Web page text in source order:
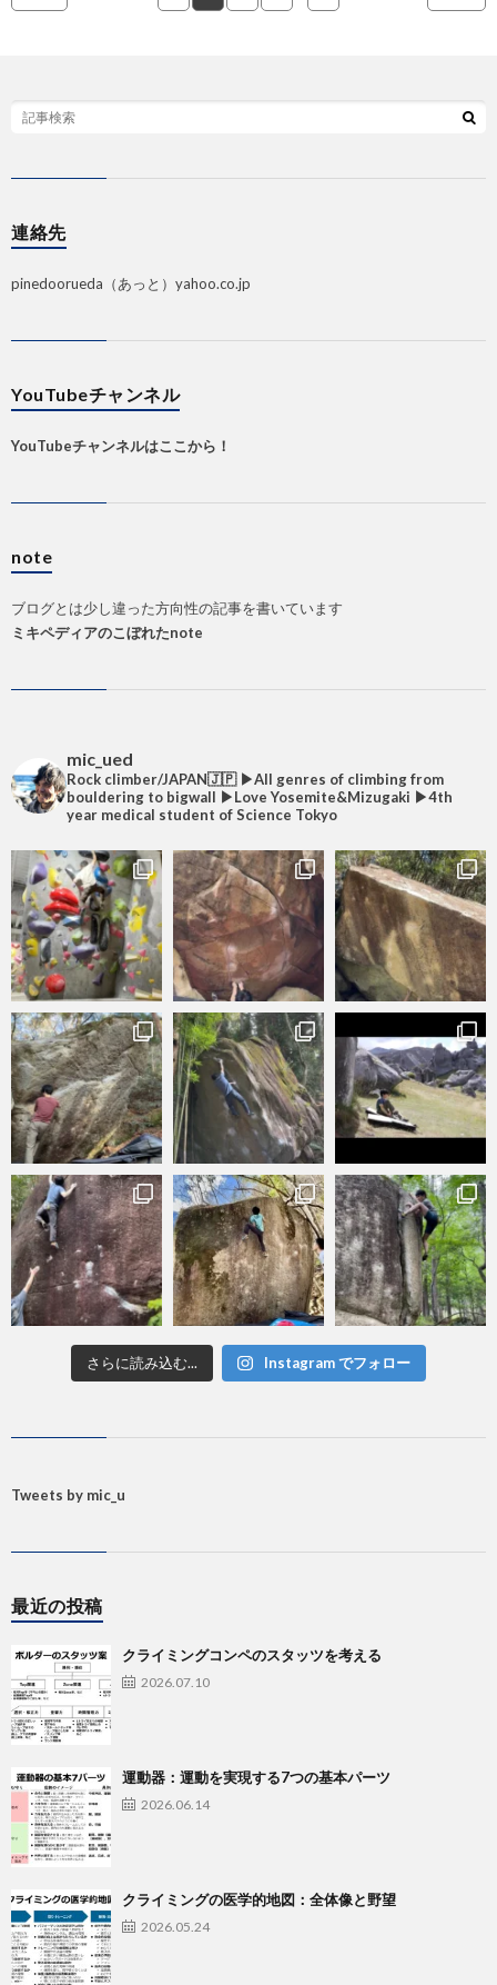
連絡先
pinedoorueda（あっと）yahoo.co.jp
YouTubeチャンネル
YouTubeチャンネルはここから！
note
ブログとは少し違った方向性の記事を書いています
ミキペディアのこぼれたnote
mic_ued
Rock climber/JAPAN🇯🇵▶︎All genres of climbing from
bouldering to bigwall ▶︎Love Yosemite&Mizugaki ▶︎4th
year medical student of Science Tokyo
さらに読み込む... Instagram でフォロー
Tweets by mic_u
最近の投稿
クライミングコンペのスタッツを考える
2026.07.10
運動器：運動を実現する7つの基本パーツ
2026.06.14
クライミングの医学的地図：全体像と野望
2026.05.24